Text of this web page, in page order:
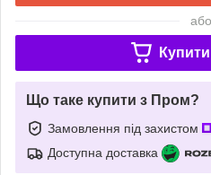
або
Що таке купити з Пром?
Замовлення під захистом
Доступна доставка